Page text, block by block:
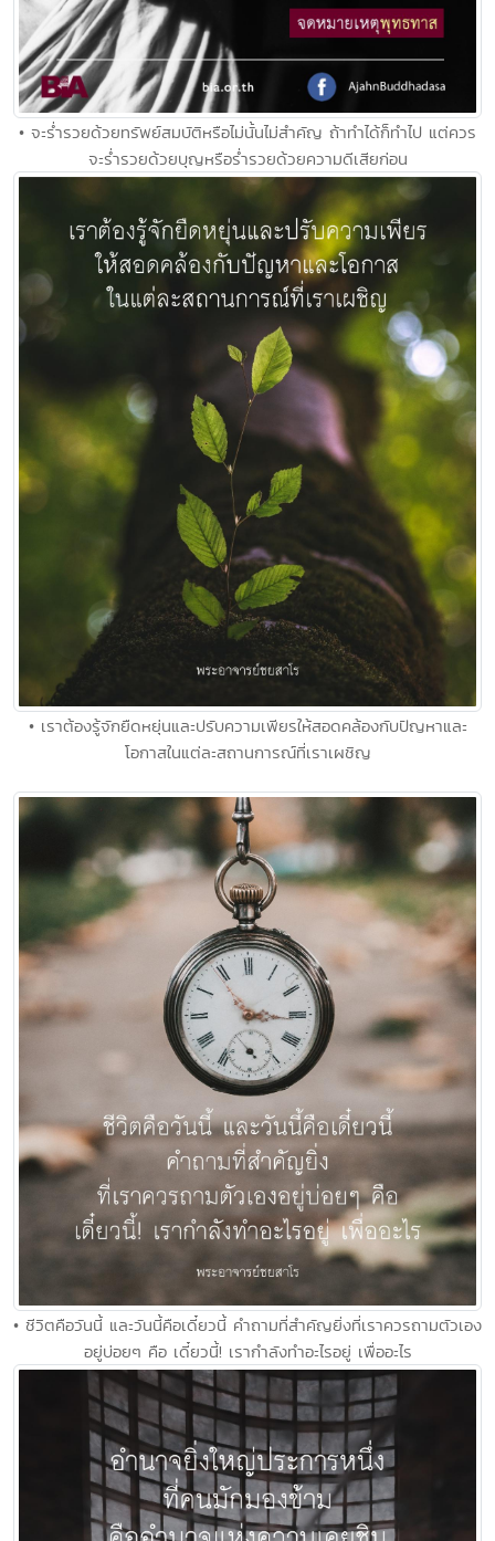
• จะร่ำรวยด้วยทรัพย์สมบัติหรือไม่นั้นไม่สำคัญ ถ้าทำได้ก็ทำไป แต่ควร
จะร่ำรวยด้วยบุญหรือร่ำรวยด้วยความดีเสียก่อน
• เราต้องรู้จักยืดหยุ่นและปรับความเพียรให้สอดคล้องกับปัญหาและ
โอกาสในแต่ละสถานการณ์ที่เราเผชิญ
• ชีวิตคือวันนี้ และวันนี้คือเดี๋ยวนี้ คำถามที่สำคัญยิ่งที่เราควรถามตัวเอง
อยู่บ่อยๆ คือ เดี๋ยวนี้! เรากำลังทำอะไรอยู่ เพื่ออะไร